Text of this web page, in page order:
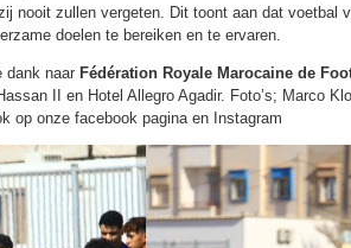
nooit zullen vergeten. Dit toont aan dat voetbal
doelen te bereiken en te ervaren.
dank naar Fédération Royale Marocaine de
II en Hotel Allegro Agadir. Foto’s; Marco
op onze facebook pagina en Instagram